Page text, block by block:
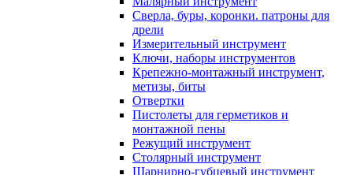
Сверла, буры, коронки. патроны для
дрели
Измерительный инструмент
Ключи, наборы инструментов
Крепежно-монтажный инструмент,
метизы, биты
Отвертки
Пистолеты для герметиков и
монтажной пены
Режущий инструмент
Столярный инструмент
Шарнирно-губцевый инструмент